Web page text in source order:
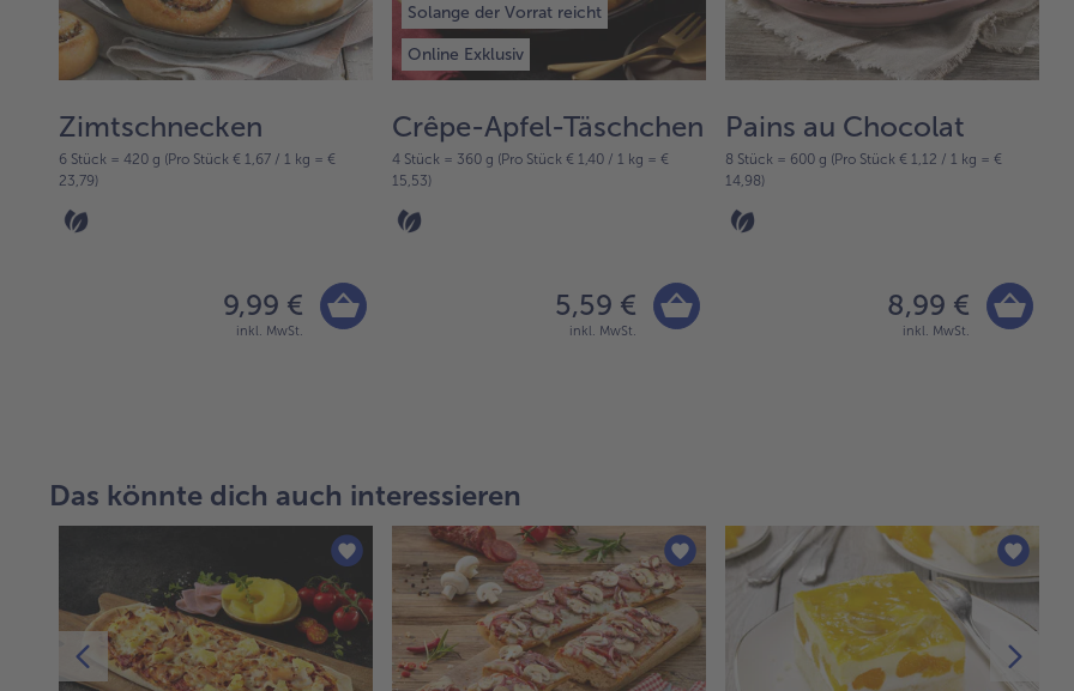
Zimtschnecken
6 Stück = 420 g (Pro Stück € 1,67 / 1 kg = €
23,79)
9,99 €
inkl. MwSt.
Solange der Vorrat reicht
Online Exklusiv
Crêpe-Apfel-Täschchen
4 Stück = 360 g (Pro Stück € 1,40 / 1 kg = €
15,53)
5,59 €
inkl. MwSt.
Pains au Chocolat
8 Stück = 600 g (Pro Stück € 1,12 / 1 kg = €
14,98)
8,99 €
inkl. MwSt.
Das könnte dich auch interessieren